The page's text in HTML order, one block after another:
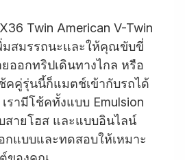
Twin American V-Twin
มสมรรถนะและให้คุณขับขี่
ออกทริปเดินทางไกล หรือ
คคู่รุ่นนี้ก็แมตช์เข้ากับรถได้
รามีโช้คทั้งแบบ Emulsion
ายโฮส และแบบอินไลน์
กแบบและทดสอบให้เหมาะ